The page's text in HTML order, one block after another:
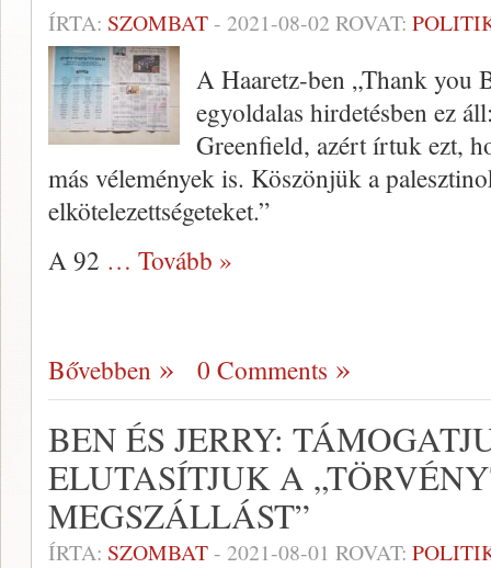
ÍRTA: SZOMBAT- 2021-08-02 ROVAT:
A Haaretz-ben „Thank you
egyoldalas hirdetésben ez
Greenfield, azért írtuk ezt,
más vélemények is. Köszönjük a
elkötelezettségeteket.”
A 92 … Tovább »
Bővebben 0 Comments
BEN ÉS JERRY:
ELUTASÍTJUK A
MEGSZÁLLÁST”
ÍRTA: SZOMBAT- 2021-08-01 ROVAT: